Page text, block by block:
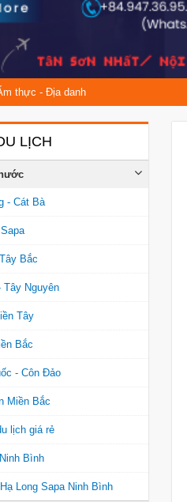
thực - Địa danh
LỊCH
- Cát Bà
Bắc
Tây Nguyên
Tây
Bắc
- Côn Đảo
Miền Bắc
lịch giá rẻ
Bình
Long Sapa Ninh Bình